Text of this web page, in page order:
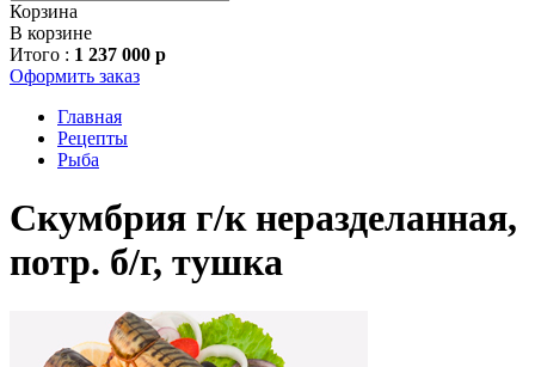
Корзина
В корзине
Итого : 1 237 000 р
Оформить заказ
Главная
Рецепты
Рыба
Скумбрия г/к неразделанная,
потр. б/г, тушка